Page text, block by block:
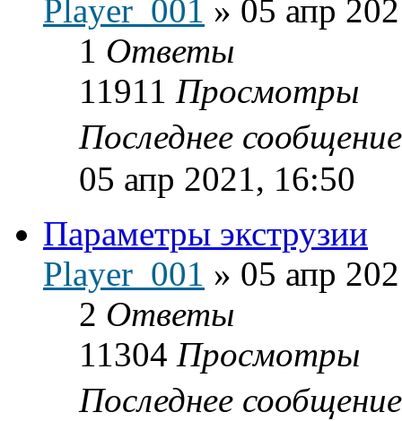
Player_001 » 05 апр
1 Ответы
11911 Просмотры
Последнее
05 апр 2021, 16:50
Параметры экструзии
Player_001 » 05 апр
2 Ответы
11304 Просмотры
Последнее